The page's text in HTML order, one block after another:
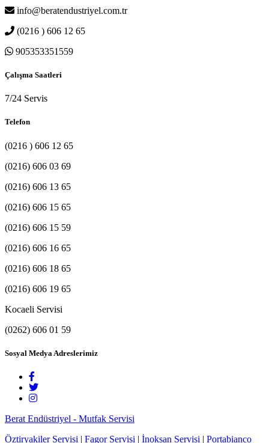
info@beratendustriyel.com.tr
(0216 ) 606 12 65
905353351559
Çalışma Saatleri
7/24 Servis
Telefon
(0216 ) 606 12 65
(0216) 606 03 69
(0216) 606 13 65
(0216) 606 15 65
(0216) 606 15 59
(0216) 606 16 65
(0216) 606 18 65
(0216) 606 19 65
Kocaeli Servisi
(0262) 606 01 59
Sosyal Medya Adreslerimiz
Berat Endüstriyel - Mutfak Servisi
Öztiryakiler Servisi | Fagor Servisi | İnoksan Servisi | Portabianco